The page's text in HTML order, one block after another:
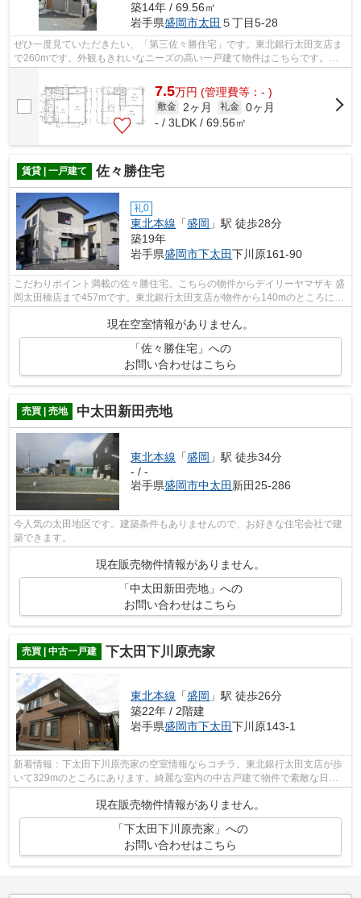
築14年 / 69.56㎡
岩手県盛岡市太田 ５丁目5-28
ぜひ一度見ていただきたい、「第三佐々勝住宅」です。東北銀行太田支店ま
で260mです。外観もきれいなニーズの高い一戸建て物件はこちらです。お
7.5万円 (管理費等：- )
敷金 2ヶ月 礼金 0ヶ月
- / 3LDK / 69.56㎡
賃貸 | 一戸建て 佐々勝住宅
礼0
東北本線 「盛岡 」駅 徒歩28分
築19年
岩手県盛岡市下太田下川原161-90
こだわりポイント満載の佐々勝住宅。こちらの物件からデイリーヤマザキ 盛
岡太田橋店まで457mです。東北銀行太田支店が物件から140mのところにあ
現在空室情報がありません。
「佐々勝住宅」への
お問い合わせはこちら
売買 | 売地 中太田新田売地
東北本線 「盛岡 」駅 徒歩34分
- / -
岩手県盛岡市中太田 新田25-286
今人気の太田地区です。建築条件もありませんので、お好きな住宅会社で建
築できます。
現在販売物件情報がありません。
「中太田新田売地」への
お問い合わせはこちら
売買 | 中古一戸建 下太田下川原売家
東北本線 「盛岡 」駅 徒歩26分
築22年 / 2階建
岩手県盛岡市下太田下川原143-1
新着情報：下太田下川原売家の空室情報ならコチラ。東北銀行太田支店が歩
いて329mのところにあります。綺麗な室内の中古戸建て物件で素敵な日々
をおくりませんか。利便性良好な前面道...
現在販売物件情報がありません。
「下太田下川原売家」への
お問い合わせはこちら